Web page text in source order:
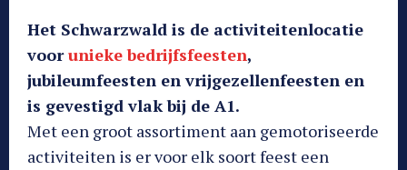
Het Schwarzwald is de activiteitenlocatie
voorunieke bedrijfsfeesten,
jubileumfeesten en vrijgezellenfeesten en
is gevestigd vlak bij de A1.
Met een groot assortiment aan gemotoriseerde
activiteiten is er voor elk soort feest een